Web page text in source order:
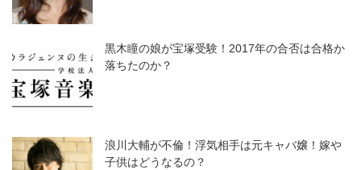
黒木瞳の娘が宝塚受験！2017年の合否は合格か
落ちたのか？
浪川大輔が不倫！浮気相手は元キャバ嬢！嫁や
子供はどうなるの？